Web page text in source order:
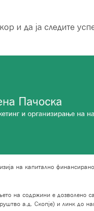
и да ја следите
на капитално
на содржини е дозволено
а.д. Скопје) и линк до